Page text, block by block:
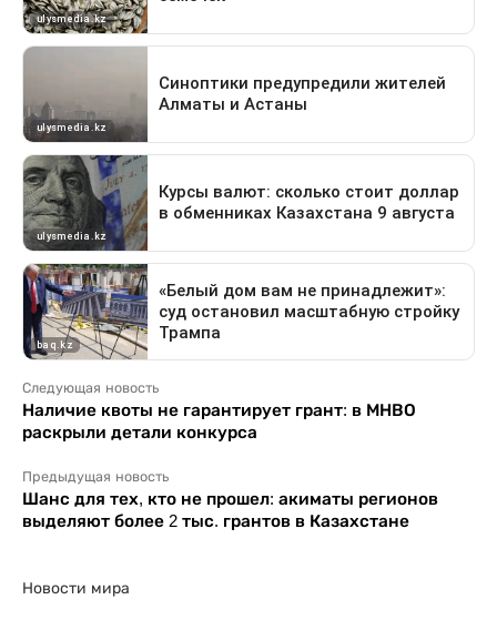
Следующая новость
Наличие квоты не гарантирует грант: в МНВО
раскрыли детали конкурса
Предыдущая новость
Шанс для тех, кто не прошел: акиматы регионов
выделяют более 2 тыс. грантов в Казахстане
Новости мира